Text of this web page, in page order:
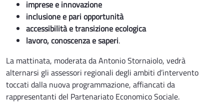
imprese e innovazione
inclusione e pari opportunità
accessibilità e transizione ecologica
lavoro, conoscenza e saperi.
La mattinata, moderata da Antonio Stornaiolo, vedrà
alternarsi gli assessori regionali degli ambiti d’intervento
toccati dalla nuova programmazione, affiancati da
rappresentanti del Partenariato Economico Sociale.